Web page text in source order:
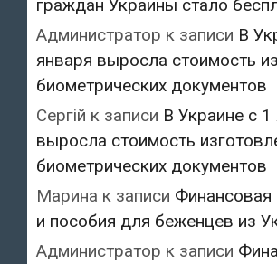
граждан Украины стало
Администратор к записи В
января выросла стоимость
биометрических документов
Сергій к записи В Украине с 1
выросла стоимость
биометрических документов
Марина к записи
и пособия для беженцев из
Администратор к записи